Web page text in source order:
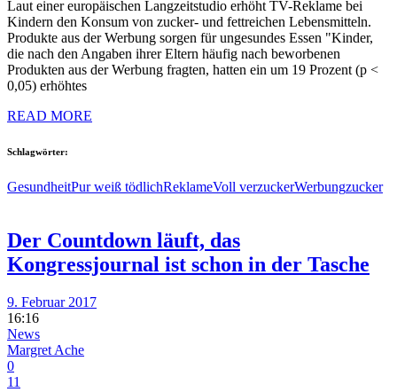
Laut einer europäischen Langzeitstudio erhöht TV-Reklame bei
Kindern den Konsum von zucker- und fett­reichen Lebensmitteln.
Produkte aus der Werbung sorgen für ungesundes Essen "Kinder,
die nach den Angaben ihrer Eltern häufig nach beworbenen
Produkten aus der Werbung fragten, hatten ein um 19 Prozent (p <
0,05) erhöhtes
READ MORE
Schlagwörter:
GesundheitPur weiß tödlichReklameVoll verzuckerWerbungzucker
Der Countdown läuft, das
Kongressjournal ist schon in der Tasche
9. Februar 2017
16:16
News
Margret Ache
0
11